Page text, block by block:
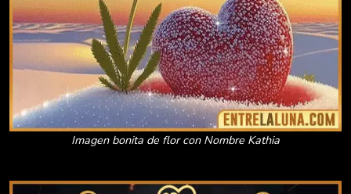
Imagen bonita de flor con Nombre Kathia